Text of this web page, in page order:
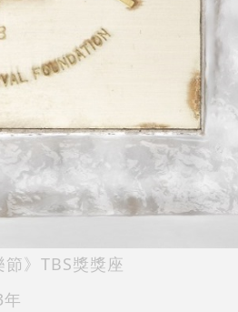
》 TBS獎獎座
年